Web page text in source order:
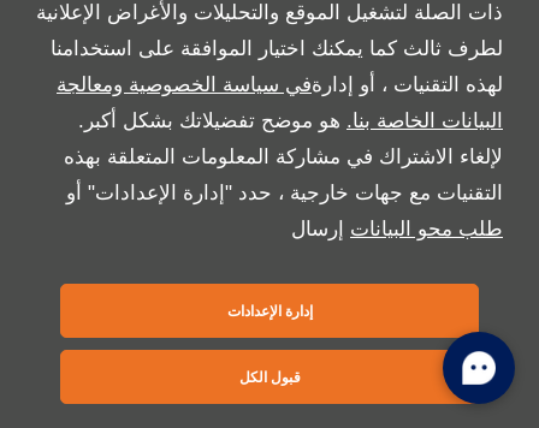
ذات الصلة لتشغيل الموقع والتحليلات والأغراض الإعلانية
لطرف ثالث كما يمكنك اختيار الموافقة على استخدامنا
لهذه التقنيات ، أو إدارةفي سياسة الخصوصية ومعالجة
البيانات الخاصة بنا. هو موضح تفضيلاتك بشكل أكبر.
لإلغاء الاشتراك في مشاركة المعلومات المتعلقة بهذه
التقنيات مع جهات خارجية ، حدد "إدارة الإعدادات" أو
طلب محو البيانات إرسال
إدارة الإعدادات
قبول الكل